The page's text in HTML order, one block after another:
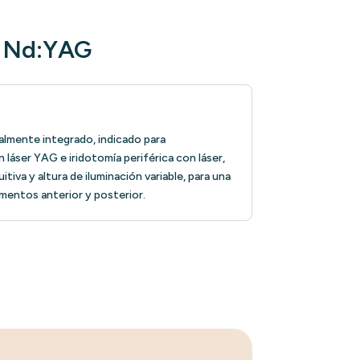
integrado, indicado para
YAG e iridotomía periférica con láser,
y altura de iluminación variable, para una
anterior y posterior.